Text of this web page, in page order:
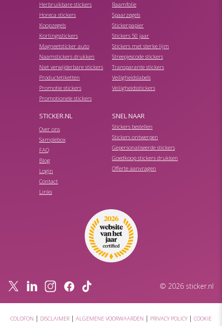
Herbruikbare stickers
Horeca stickers
Koopzegels
Kortingsstickers
Magneetsticker auto
Naamstickers drukken
Niet verwijderbare stickers
Productetiketten
Promotie stickers
Promotionele stickers
Raamfolie
Spaarzegels
Stickerpapier
Stickers 50 jaar
Stickers met sterke lijm
Streepjescode stickers
Transparante stickers
Veiligheidslabels
Veiligheidsstickers
STICKER.NL
Over ons
Samplebox
FAQ
Blog
Login
Contact
Links
SNEL NAAR
Stickers bestellen
Stickers ontwerpen
Gepersonaliseerde stickers
Goedkoop stickers drukken
Offerte aanvragen
© 2026 sticker.nl
COLOFON | DISCLAIMER | ALGEMENE VOORWAARDEN | PRIVACY POLICY| COOKIE